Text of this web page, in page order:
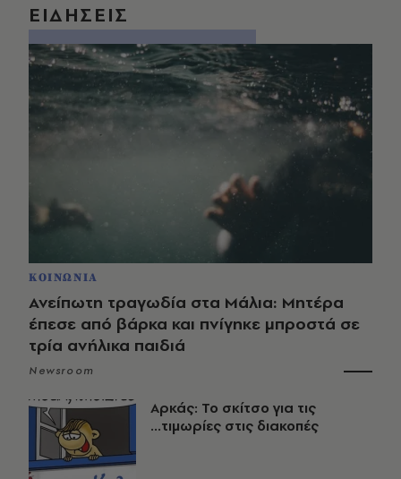
ΕΙΔΗΣΕΙΣ
ΚΟΙΝΩΝΙΑ
Ανείπωτη τραγωδία στα Μάλια: Μητέρα
έπεσε από βάρκα και πνίγηκε μπροστά σε
τρία ανήλικα παιδιά
Newsroom
Αρκάς: Το σκίτσο για τις
...τιμωρίες στις διακοπές